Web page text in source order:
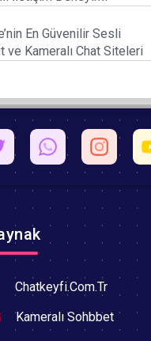
En Güvenilir Sesli
ve Kameralı Chat Siteleri
Chatkeyfi.Com.Tr
Kameralı Sohbbet